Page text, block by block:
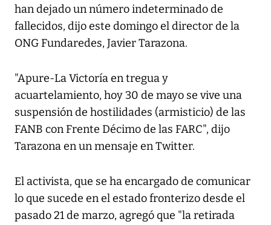
han dejado un número indeterminado de
fallecidos, dijo este domingo el director de la
ONG Fundaredes, Javier Tarazona.
"Apure-La Victoría en tregua y
acuartelamiento, hoy 30 de mayo se vive una
suspensión de hostilidades (armisticio) de las
FANB con Frente Décimo de las FARC", dijo
Tarazona en un mensaje en Twitter.
El activista, que se ha encargado de comunicar
lo que sucede en el estado fronterizo desde el
pasado 21 de marzo, agregó que "la retirada